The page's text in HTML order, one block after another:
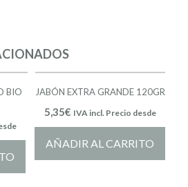
BIO
JABÓN EXTRA GRANDE 120GR
5,35€ IVA incl. Precio desde
AÑADIR AL CARRITO